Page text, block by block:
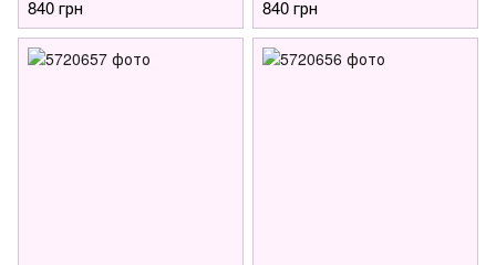
840 грн 840 грн